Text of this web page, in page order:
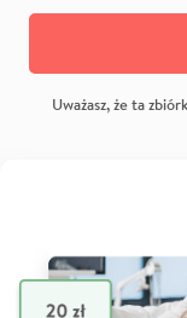
Uważasz, że ta